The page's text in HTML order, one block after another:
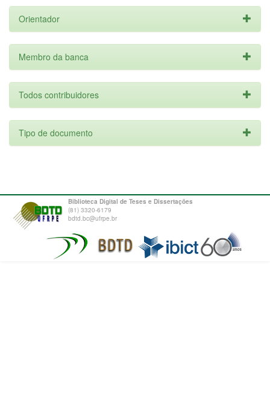
Orientador
Membro da banca
Todos contribuidores
Tipo de documento
Biblioteca Digital de Teses e Dissertações
(81) 3320-6179
bdtd.bc@ufrpe.br